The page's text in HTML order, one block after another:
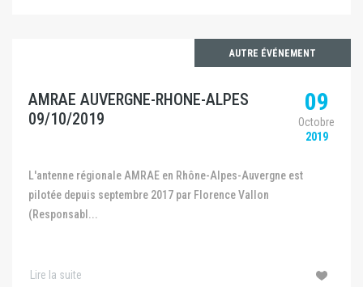
AUTRE ÉVÉNEMENT
AMRAE AUVERGNE-RHONE-ALPES
09/10/2019
09
Octobre
2019
L'antenne régionale AMRAE en Rhône-Alpes-Auvergne est
pilotée depuis septembre 2017 par Florence Vallon
(Responsabl...
Lire la suite